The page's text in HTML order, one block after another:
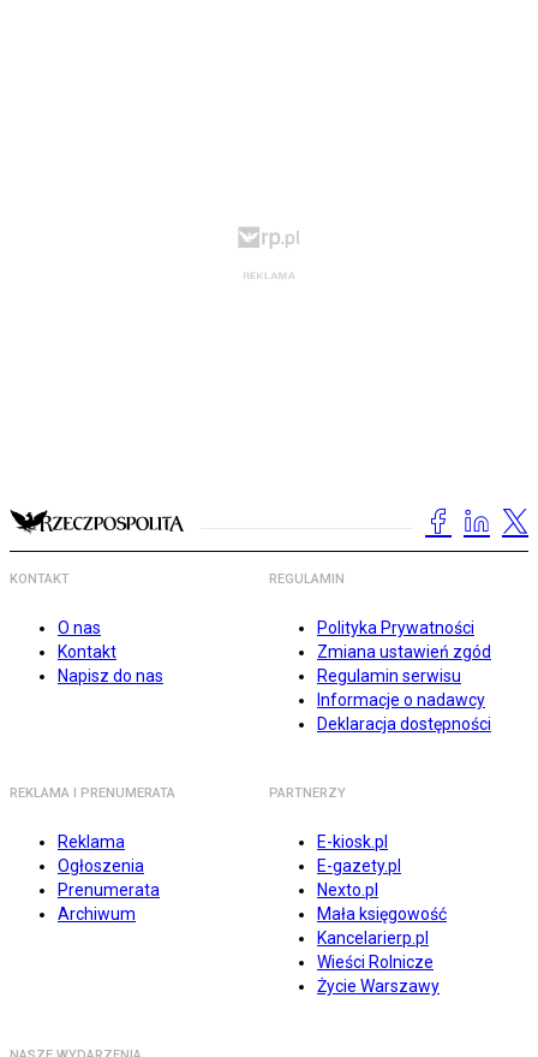
KONTAKT
O nas
Kontakt
Napisz do nas
REGULAMIN
Polityka Prywatności
Zmiana ustawień zgód
Regulamin serwisu
Informacje o nadawcy
Deklaracja dostępności
REKLAMA I PRENUMERATA
Reklama
Ogłoszenia
Prenumerata
Archiwum
PARTNERZY
E-kiosk.pl
E-gazety.pl
Nexto.pl
Mała księgowość
Kancelarierp.pl
Wieści Rolnicze
Życie Warszawy